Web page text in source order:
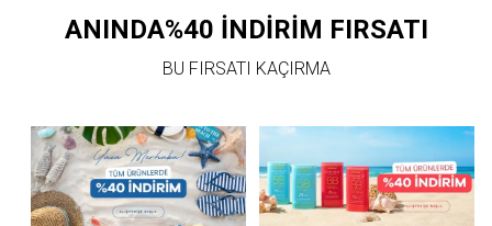
ANINDA%40 İNDİRİM FIRSATI
BU FIRSATI KAÇIRMA